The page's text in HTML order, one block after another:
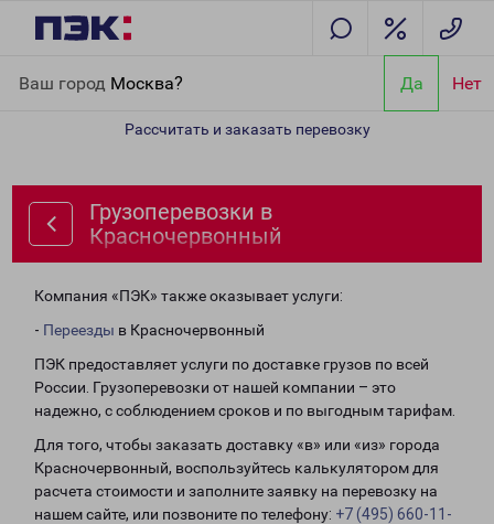
Ваш город Москва? Да Нет
Рассчитать и заказать перевозку
Грузоперевозки в
Красночервонный
Компания «ПЭК» также оказывает услуги:
- Переезды в Красночервонный
ПЭК предоставляет услуги по доставке грузов по всей
России. Грузоперевозки от нашей компании – это
надежно, с соблюдением сроков и по выгодным тарифам.
Для того, чтобы заказать доставку «в» или «из» города
Красночервонный, воспользуйтесь калькулятором для
расчета стоимости и заполните заявку на перевозку на
нашем сайте, или позвоните по телефону: +7 (495) 660-11-